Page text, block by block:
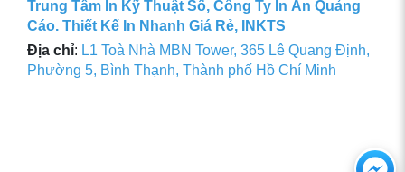
Trung Tâm In Kỹ Thuật Số, Công Ty In Ấn Quảng
Cáo. Thiết Kế In Nhanh Giá Rẻ, INKTS
Địa chỉ: L1 Toà Nhà MBN Tower, 365 Lê Quang Định,
Phường 5, Bình Thạnh, Thành phố Hồ Chí Minh